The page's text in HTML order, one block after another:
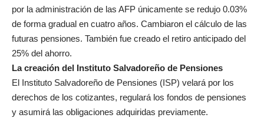
por la administración de las AFP únicamente se redujo 0.03%
de forma gradual en cuatro años. Cambiaron el cálculo de las
futuras pensiones. También fue creado el retiro anticipado del
25% del ahorro.
La creación del Instituto Salvadoreño de Pensiones
El Instituto Salvadoreño de Pensiones (ISP) velará por los
derechos de los cotizantes, regulará los fondos de pensiones
y asumirá las obligaciones adquiridas previamente.